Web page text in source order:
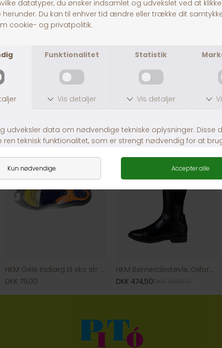
DKK 399,00
HKM Støvleknægt Rød
HKM Gelé indlæg til sko str. 36-40
DKK 79,00
HKM Børneridestøvle, Oxford str. 38
DKK 474,50